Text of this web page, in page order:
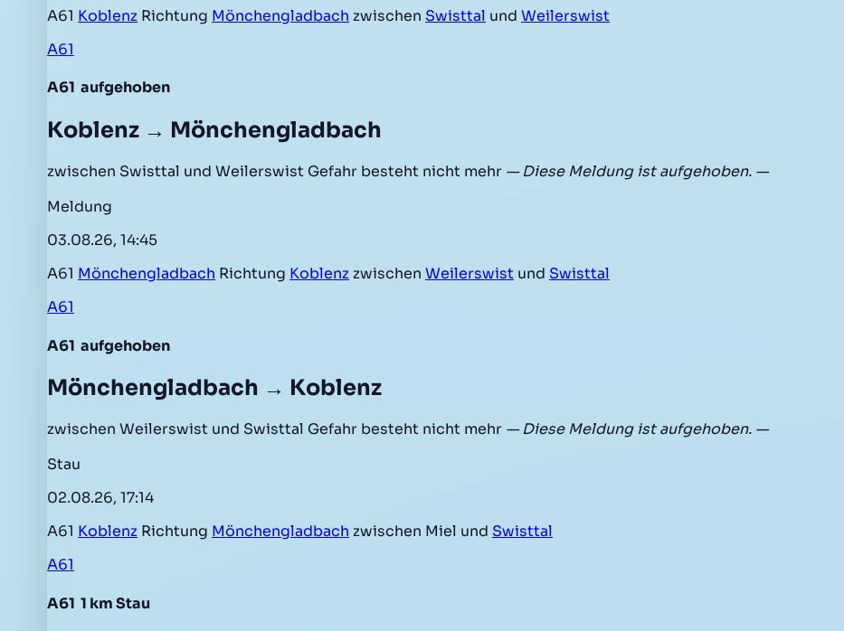
A61 Koblenz Richtung Mönchengladbach zwischen Swisttal und Weilerswist
A61
A61 aufgehoben
Koblenz → Mönchengladbach
zwischen Swisttal und Weilerswist Gefahr besteht nicht mehr — Diese Meldung ist aufgehoben. —
Meldung
03.08.26, 14:45
A61 Mönchengladbach Richtung Koblenz zwischen Weilerswist und Swisttal
A61
A61 aufgehoben
Mönchengladbach → Koblenz
zwischen Weilerswist und Swisttal Gefahr besteht nicht mehr — Diese Meldung ist aufgehoben. —
Stau
02.08.26, 17:14
A61 Koblenz Richtung Mönchengladbach zwischen Miel und Swisttal
A61
A61 1 km Stau